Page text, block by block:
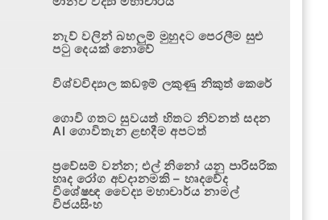
නැව් වලින් බහලුම් මුහුදට පෙරලීම සුළු
පටු දෙයක් නොවේ
විශ්වවිද්‍යාල කඩඉම් ලකුණු නිකුත් කෙරේ
ගොවි ගතට සුවයත් හිතට නිවනත් සදන
AI ගොවිතැන ළඟදීම අපටත්
ප්‍රවේසම් වන්න; එල් නිනෝ යනු පාරිසරික
හෘද රෝග අවදානමකි – හෘදවේද
විශේෂඥ වෛද්‍ය මහාචාර්ය නාමල්
විජයසිංහ